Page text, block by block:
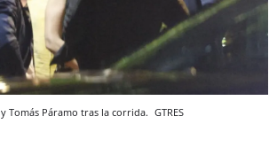
Tomás Páramo tras la corrida. GTRES